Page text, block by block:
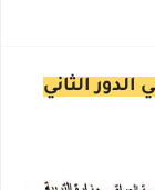
الثاني